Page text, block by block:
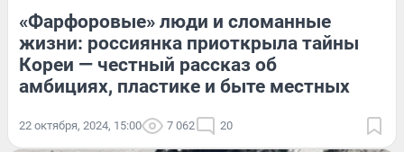
«Фарфоровые» люди и сломанные
жизни: россиянка приоткрыла тайны
Кореи — честный рассказ об
амбициях, пластике и быте местных
22 октября, 2024, 15:00 7 062 20